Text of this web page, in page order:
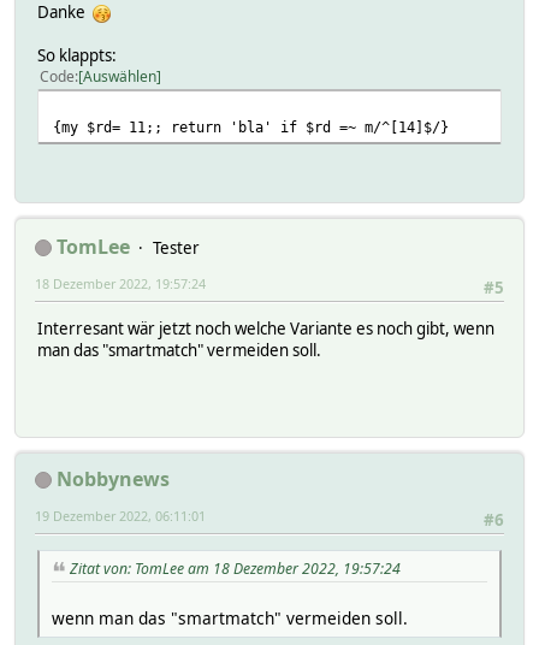
Danke
So klappts:
Code Auswählen
{my $rd= 11;; return 'bla' if $rd =~ m/^[14]$/}
TomLee
Tester
#5
18 Dezember 2022, 19:57:24
Interresant wär jetzt noch welche Variante es noch gibt, wenn
man das "smartmatch" vermeiden soll.
Nobbynews
#6
19 Dezember 2022, 06:11:01
Zitat von: TomLee am 18 Dezember 2022, 19:57:24
wenn man das "smartmatch" vermeiden soll.